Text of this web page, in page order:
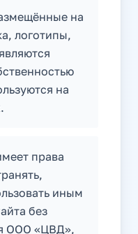
на
логотипы,
на
права
иным
без
ООО «ЦВД»,